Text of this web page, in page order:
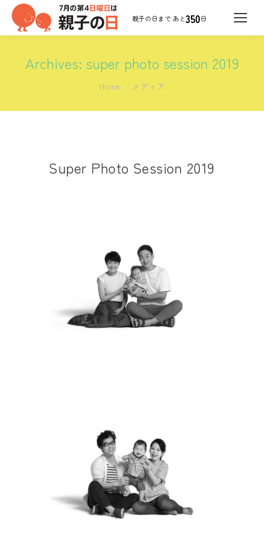
350日
Archives: super photo session 2019
You are here:
Home メディア
Super Photo Session 2019